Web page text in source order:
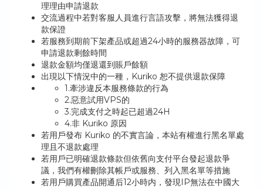
理理由申請退款
交流過程中若對客服人員進行言語攻擊，將無法獲得退
款保證
若服務到期前下架產品或超過24小時的服務器故障，可
申請退款剩餘時間
退款金額均僅退還到賬戶餘額
出現以下情況中的一種，Kuriko 恕不提供退款保障
1.牽涉違反本服務條款的行為
2.惡意試用VPS的
3.完成支付之時起已超過24H
4.非 Kuriko 原因
若用戶發布 Kuriko 的不實言論，本站有權進行黑名單處
理且不退款處理
若用戶已明確退款條款但依舊向支付平台發起退款爭
議，我們有權刪除其帳戶或服務、列入黑名單等措施
若用戶購買產品開通后12小時内，發現IP無法在中國大